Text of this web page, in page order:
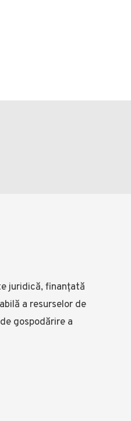
juridică, finanțată
a resurselor de
gospodărire a